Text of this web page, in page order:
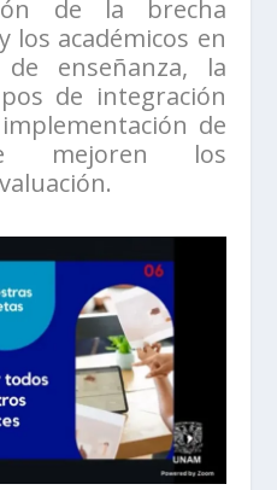
de la brecha
los académicos en
enseñanza, la
de integración
de
mejoren los